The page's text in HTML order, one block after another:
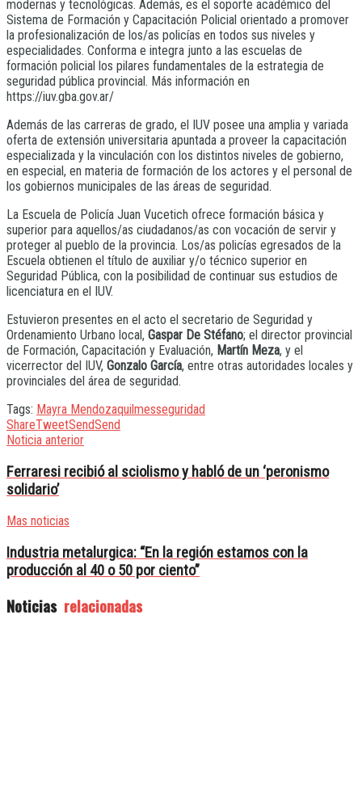
modernas y tecnológicas. Además, es el soporte académico del
Sistema de Formación y Capacitación Policial orientado a promover
la profesionalización de los/as policías en todos sus niveles y
especialidades. Conforma e integra junto a las escuelas de
formación policial los pilares fundamentales de la estrategia de
seguridad pública provincial. Más información en
https://iuv.gba.gov.ar/
Además de las carreras de grado, el IUV posee una amplia y variada
oferta de extensión universitaria apuntada a proveer la capacitación
especializada y la vinculación con los distintos niveles de gobierno,
en especial, en materia de formación de los actores y el personal de
los gobiernos municipales de las áreas de seguridad.
La Escuela de Policía Juan Vucetich ofrece formación básica y
superior para aquellos/as ciudadanos/as con vocación de servir y
proteger al pueblo de la provincia. Los/as policías egresados de la
Escuela obtienen el título de auxiliar y/o técnico superior en
Seguridad Pública, con la posibilidad de continuar sus estudios de
licenciatura en el IUV.
Estuvieron presentes en el acto el secretario de Seguridad y
Ordenamiento Urbano local, Gaspar De Stéfano; el director provincial
de Formación, Capacitación y Evaluación, Martín Meza, y el
vicerrector del IUV, Gonzalo García, entre otras autoridades locales y
provinciales del área de seguridad.
Tags: Mayra Mendozaquilmesseguridad
ShareTweetSendSend
Noticia anterior
Ferraresi recibió al sciolismo y habló de un ‘peronismo
solidario’
Mas noticias
Industria metalurgica: “En la región estamos con la
producción al 40 o 50 por ciento”
Noticias relacionadas